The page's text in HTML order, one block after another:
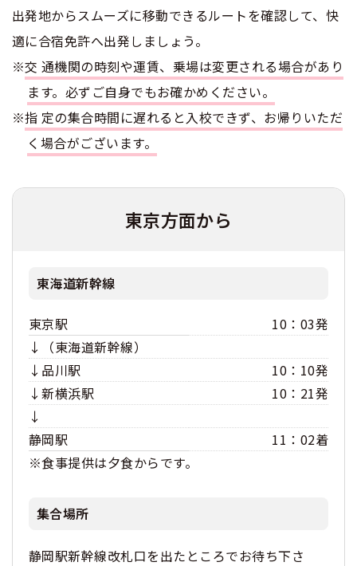
中型二種
大型二種
お気に入りの教習所
合宿費用のお支払いについて
合宿免許に必要な持ち物
合宿免許 体験談・口コミ
合宿免許 よくある質問
本免学科試験問題に挑戦
出発地からスムーズに移動できるルートを確認して、快
適に合宿免許へ出発しましょう。
※交通機関の時刻や運賃、乗場は変更される場合があり
ます。必ずご自身でもお確かめください。
※指定の集合時間に遅れると入校できず、お帰りいただ
く場合がございます。
東京方面から
東海道新幹線
東京駅
10：03発
↓（東海道新幹線）
↓品川駅
10：10発
↓新横浜駅
10：21発
↓
静岡駅
11：02着
※食事提供は夕食からです。
集合場所
静岡駅新幹線改札口を出たところでお待ち下さ